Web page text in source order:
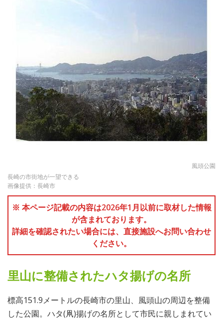
風頭公園
長崎の市街地が一望できる
画像提供：長崎市
※ 本ページ記載の内容は2026年1月以前に取材した情報
が含まれております。
詳細を確認されたい場合には、直接施設へお問い合わせ
ください。
里山に整備されたハタ揚げの名所
標高151.9メートルの長崎市の里山、風頭山の周辺を整備
した公園。ハタ(凧)揚げの名所として市民に親しまれてい